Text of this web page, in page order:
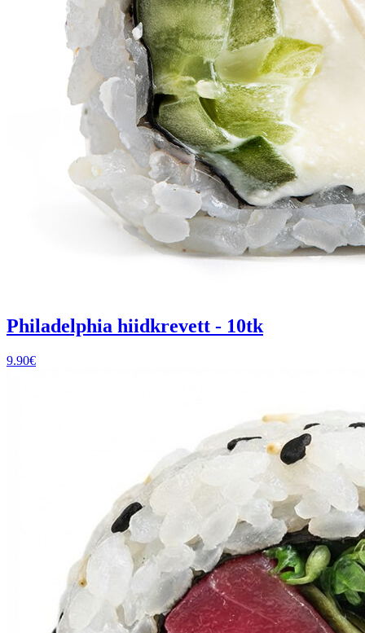
Philadelphia hiidkrevett - 10tk
9.90€